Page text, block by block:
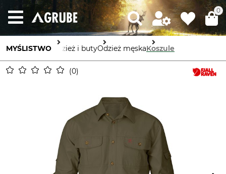
0
MYŚLISTWO Odzież i butyOdzież męskaKoszule
0